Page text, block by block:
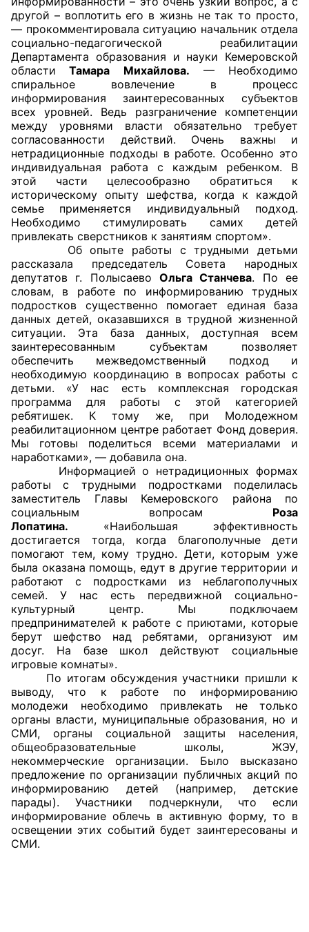
Аппарат ОП КО
УСТАВ ГКУ “АППАРАТ ОП КО”
Доходы руководителя за 2024 г.
другой – воплотить его в жизнь не так то просто,
— прокомментировала ситуацию начальник отдела
социально-педагогической реабилитации
Департамента образования и науки Кемеровской
области Тамара Михайлова. — Необходимо
спиральное вовлечение в процесс
информирования заинтересованных субъектов
всех уровней. Ведь разграничение компетенции
между уровнями власти обязательно требует
согласованности действий. Очень важны и
нетрадиционные подходы в работе. Особенно это
индивидуальная работа с каждым ребенком. В
этой части целесообразно обратиться к
историческому опыту шефства, когда к каждой
семье применяется индивидуальный подход.
Необходимо стимулировать самих детей
привлекать сверстников к занятиям спортом».
Об опыте работы с трудными детьми
рассказала председатель Совета народных
депутатов г. Полысаево Ольга Станчева. По ее
словам, в работе по информированию трудных
подростков существенно помогает единая база
данных детей, оказавшихся в трудной жизненной
ситуации. Эта база данных, доступная всем
заинтересованным субъектам позволяет
обеспечить межведомственный подход и
необходимую координацию в вопросах работы с
детьми. «У нас есть комплексная городская
программа для работы с этой категорией
ребятишек. К тому же, при Молодежном
реабилитационном центре работает Фонд доверия.
Мы готовы поделиться всеми материалами и
наработками», — добавила она.
Информацией о нетрадиционных формах
работы с трудными подростками поделилась
заместитель Главы Кемеровского района по
социальным вопросам Роза
Лопатина. «Наибольшая эффективность
достигается тогда, когда благополучные дети
помогают тем, кому трудно. Дети, которым уже
была оказана помощь, едут в другие территории и
работают с подростками из неблагополучных
семей. У нас есть передвижной социально-
культурный центр. Мы подключаем
предпринимателей к работе с приютами, которые
берут шефство над ребятами, организуют им
досуг. На базе школ действуют социальные
игровые комнаты».
По итогам обсуждения участники пришли к
выводу, что к работе по информированию
молодежи необходимо привлекать не только
органы власти, муниципальные образования, но и
СМИ, органы социальной защиты населения,
общеобразовательные школы, ЖЭУ,
некоммерческие организации. Было высказано
предложение по организации публичных акций по
информированию детей (например, детские
парады). Участники подчеркнули, что если
информирование облечь в активную форму, то в
освещении этих событий будет заинтересованы и
СМИ.